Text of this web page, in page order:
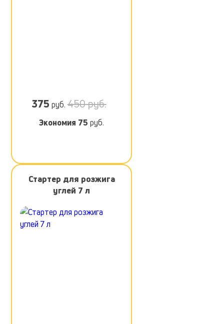
375 руб. 450 руб.
Экономия 75 руб.
Стартер для розжига
углей 7 л